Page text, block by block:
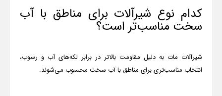
کدام نوع شیرآلات برای مناطق با آب
سخت مناسب‌تر است؟
شیرآلات مات به دلیل مقاومت بالاتر در برابر لکه‌های آب و رسوب،
انتخاب مناسب‌تری برای مناطق با آب سخت محسوب می‌شوند.